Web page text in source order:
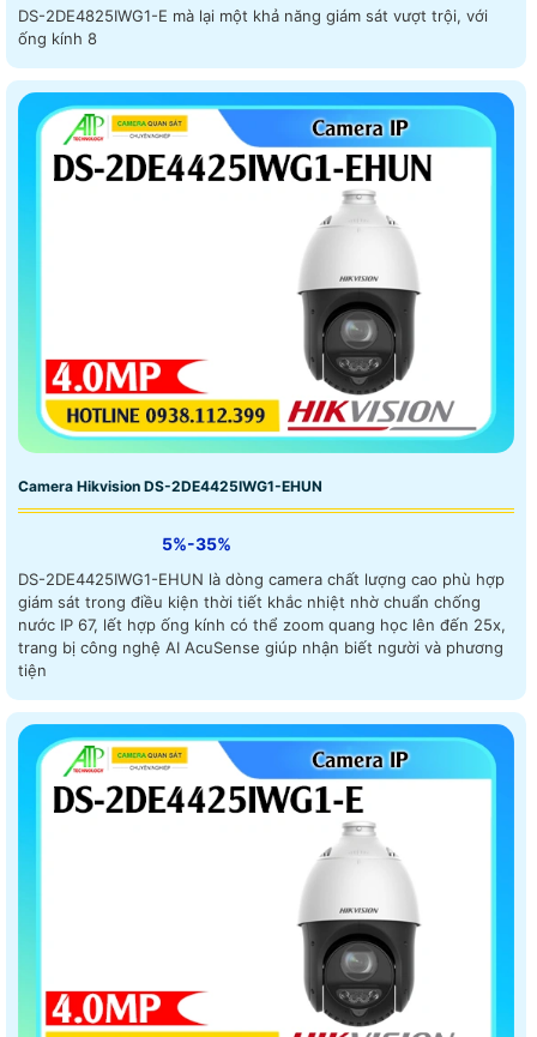
DS-2DE4825IWG1-E mà lại một khả năng giám sát vượt trội, với
ống kính 8
Camera Hikvision DS-2DE4425IWG1-EHUN
5%-35%
DS-2DE4425IWG1-EHUN là dòng camera chất lượng cao phù hợp
giám sát trong điều kiện thời tiết khắc nhiệt nhờ chuẩn chống
nước IP 67, lết hợp ống kính có thể zoom quang học lên đến 25x,
trang bị công nghệ AI AcuSense giúp nhận biết người và phương
tiện